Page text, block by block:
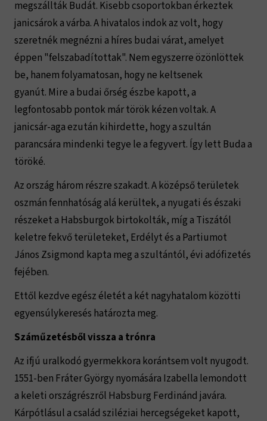
megszállták Budát. Kisebb csoportokban érkeztek
janicsárok a várba. A hivatalos indok az volt, hogy
szeretnék megnézni a híres budai várat, amelyet
éppen "felszabadítottak". Nem egyszerre özönlöttek
be, hanem folyamatosan, hogy ne keltsenek
gyanút. Mire a budai őrség észbe kapott, a
legfontosabb pontok már török kézen voltak. A
janicsár-aga ezután kihirdette, hogy a szultán
parancsára mindenki tegye le a fegyvert. Így lett Buda a
töröké.
Az ország három részre szakadt. A középső területek
oszmán fennhatóság alá kerültek, a nyugati és északi
részeket a Habsburgok birtokolták, míg a Tiszától
keletre fekvő területeket, Erdélyt és a Partiumot
János Zsigmond kapta meg a szultántól, évi adófizetés
fejében.
Ettől kezdve egész életét a két nagyhatalom közötti
egyensúlykeresés határozta meg.
Száműzetésből vissza a trónra
Az ifjú uralkodó gyermekkora korántsem volt nyugodt.
1551-ben Fráter György nyomására Izabella lemondott
a keleti országrészről Habsburg Ferdinánd javára.
Kárpótlásul a család sziléziai hercegségeket kapott,